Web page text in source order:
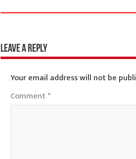
Leave a Reply
Your email address will not be
Comment*